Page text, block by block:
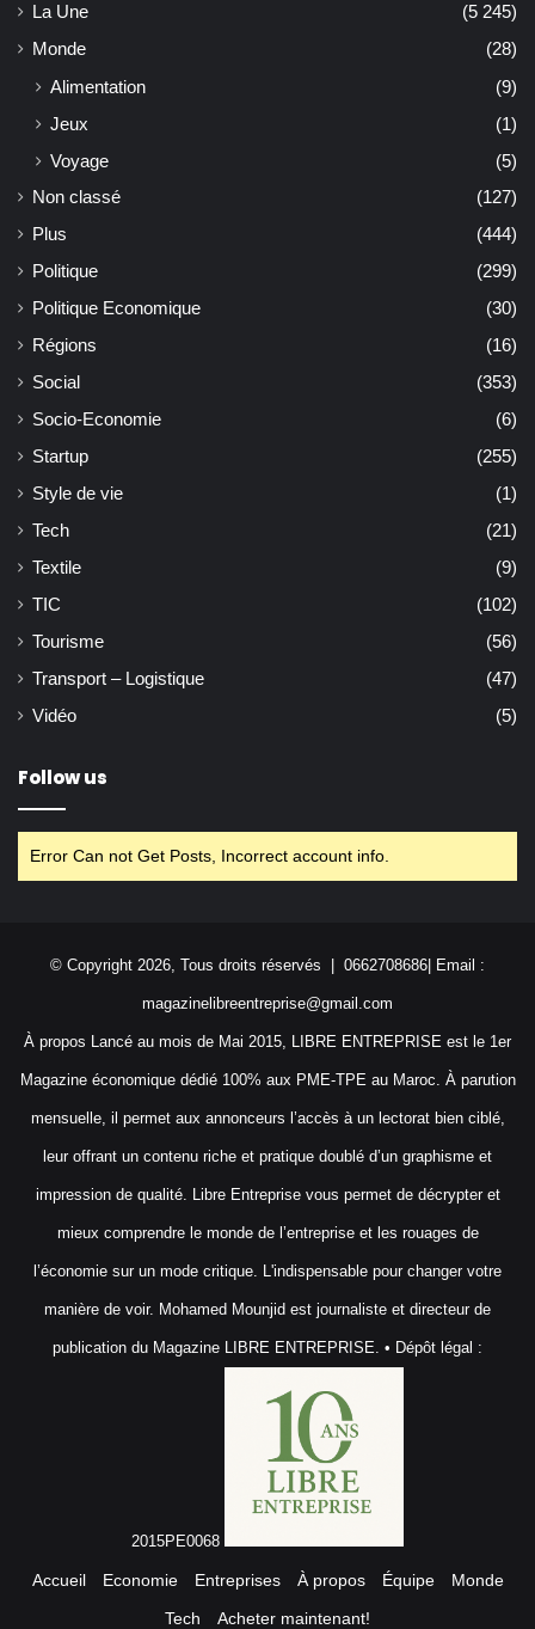
La Une
(5 245)
Monde
(28)
Alimentation
(9)
Jeux
(1)
Voyage
(5)
Non classé
(127)
Plus
(444)
Politique
(299)
Politique Economique
(30)
Régions
(16)
Social
(353)
Socio-Economie
(6)
Startup
(255)
Style de vie
(1)
Tech
(21)
Textile
(9)
TIC
(102)
Tourisme
(56)
Transport – Logistique
(47)
Vidéo
(5)
Follow us
Error Can not Get Posts, Incorrect account info.
© Copyright 2026, Tous droits réservés | 0662708686| Email :
magazinelibreentreprise@gmail.com
À propos Lancé au mois de Mai 2015, LIBRE ENTREPRISE est le 1er
Magazine économique dédié 100% aux PME-TPE au Maroc. À parution
mensuelle, il permet aux annonceurs l’accès à un lectorat bien ciblé,
leur offrant un contenu riche et pratique doublé d’un graphisme et
impression de qualité. Libre Entreprise vous permet de décrypter et
mieux comprendre le monde de l’entreprise et les rouages de
l’économie sur un mode critique. L'indispensable pour changer votre
manière de voir. Mohamed Mounjid est journaliste et directeur de
publication du Magazine LIBRE ENTREPRISE. • Dépôt légal :
2015PE0068
Accueil Economie Entreprises À propos Équipe
Monde
Tech
Acheter maintenant!